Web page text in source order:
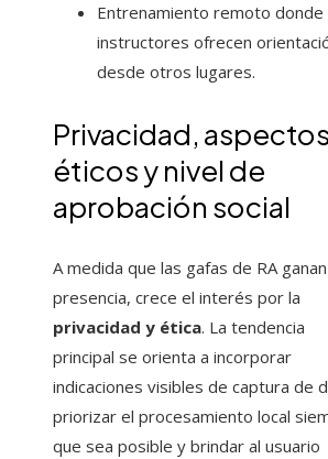
Entrenamiento remoto donde
instructores ofrecen
desde otros lugares.
Privacidad, aspectos
éticos y nivel de
aprobación social
A medida que las gafas de RA ganan
presencia, crece el interés por la
privacidad y ética. La tendencia
principal se orienta a incorporar
indicaciones visibles de captura de
priorizar el procesamiento local
que sea posible y brindar al usuario